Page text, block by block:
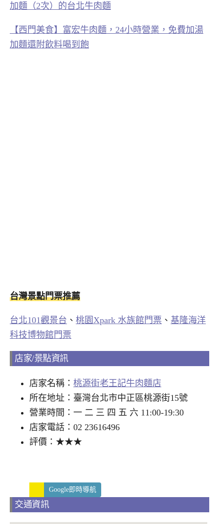
加麵（2次）的台北牛肉麵
【西門美食】富宏牛肉麵，24小時營業，免費加湯
加麵還附飲料喝到飽
台灣景點門票推薦
台北101觀景台 、 桃園Xpark 水族館門票 、 基隆海洋
科技博物館門票
店家/景點資訊
店家名稱： 桃源街老王記牛肉麵店
所在地址：臺灣台北市中正區桃源街15號
營業時間：一 二 三 四 五 六 11:00-19:30
店家電話：02 23616496
評價：★★★
Google即時導航
交通資訊